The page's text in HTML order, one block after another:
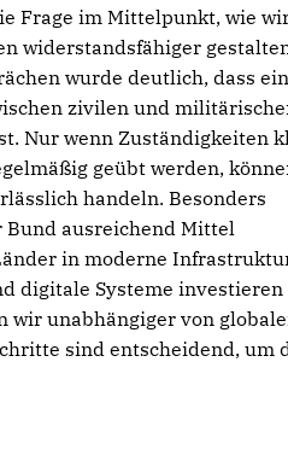
Frage im Mittelpunkt, wie
widerstandsfähiger
wurde deutlich, dass
zivilen und
Nur wenn Zuständigkeiten
geübt werden,
handeln. Besonders
Bund ausreichend Mittel
in moderne
digitale Systeme investieren
wir unabhängiger von
sind entscheidend, um